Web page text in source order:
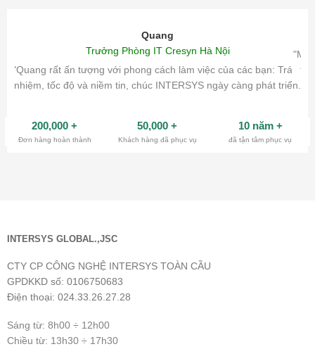
Quang
Trưởng Phòng IT Cresyn Hà Nội
"Quang rất ấn tượng với phong cách làm việc của các bạn: Trách
nhiệm, tốc độ và niềm tin, chúc INTERSYS ngày càng phát triển.
200,000 +
Đơn hàng hoàn thành
50,000 +
Khách hàng đã phục vụ
10 năm +
đã tận tâm phục vụ
INTERSYS GLOBAL.,JSC
CTY CP CÔNG NGHỆ INTERSYS TOÀN CẦU
GPDKKD số: 0106750683
Điện thoại: 024.33.26.27.28
Sáng từ: 8h00 ÷ 12h00
Chiều từ: 13h30 ÷ 17h30